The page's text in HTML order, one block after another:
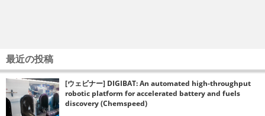
最近の投稿
[ウェビナー] DIGIBAT: An automated high-throughput
robotic platform for accelerated battery and fuels
discovery (Chemspeed)